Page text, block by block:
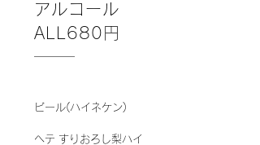
アルコール
ALL680円
ビール(ハイネケン)
ヘテ すりおろし梨ハイ